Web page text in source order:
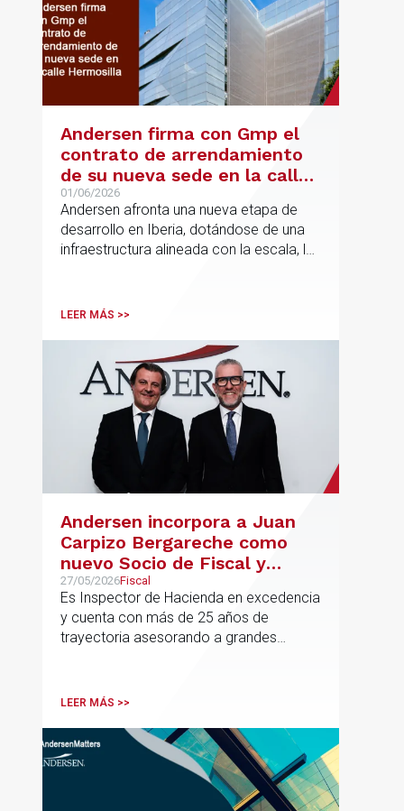
Andersen firma con Gmp el
contrato de arrendamiento
de su nueva sede en la calle
Hermosilla
01/06/2026
Andersen afronta una nueva etapa de
desarrollo en Iberia, dotándose de una
infraestructura alineada con la escala, la
LEER MÁS >>
Andersen incorpora a Juan
Carpizo Bergareche como
nuevo Socio de Fiscal y
responsable de la práctica
ibérica de Fiscalidad Local
27/05/2026Fiscal
Es Inspector de Hacienda en excedencia
y cuenta con más de 25 años de
trayectoria asesorando a grandes
principalmente en los sectores
medioambiental
LEER MÁS >>